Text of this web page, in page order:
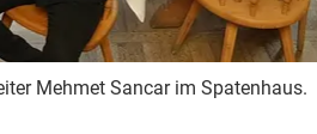
Mehmet Sancar im Spatenhaus.